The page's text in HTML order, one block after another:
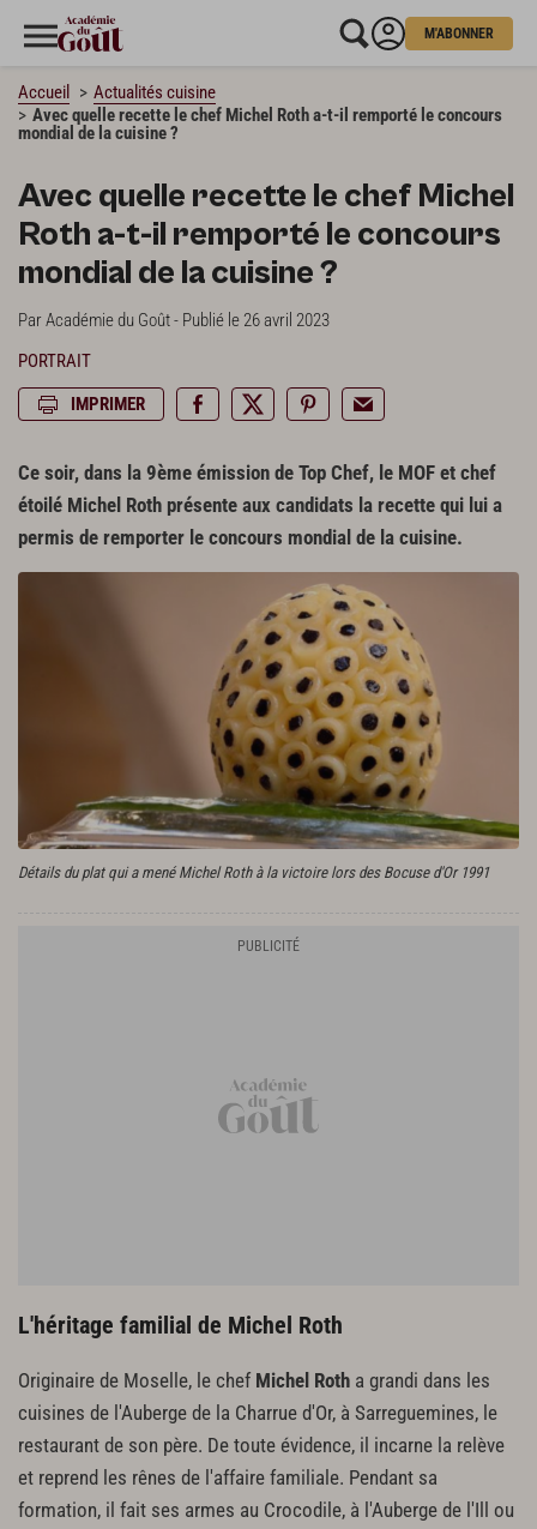
M'ABONNER
Accueil
Actualités cuisine
Avec quelle recette le chef Michel Roth a-t-il remporté le concours
mondial de la cuisine ?
Avec quelle recette le chef Michel
Roth a-t-il remporté le concours
mondial de la cuisine ?
Par Académie du Goût - Publié le 26 avril 2023
PORTRAIT
IMPRIMER
Ce soir, dans la 9ème émission de Top Chef, le MOF et chef
étoilé Michel Roth présente aux candidats la recette qui lui a
permis de remporter le concours mondial de la cuisine.
Détails du plat qui a mené Michel Roth à la victoire lors des Bocuse d'Or 1991
L'héritage familial de Michel Roth
Originaire de Moselle, le chef Michel Roth a grandi dans les
cuisines de l'Auberge de la Charrue d'Or, à Sarreguemines, le
restaurant de son père. De toute évidence, il incarne la relève
et reprend les rênes de l'affaire familiale. Pendant sa
formation, il fait ses armes au Crocodile, à l'Auberge de l'Ill ou